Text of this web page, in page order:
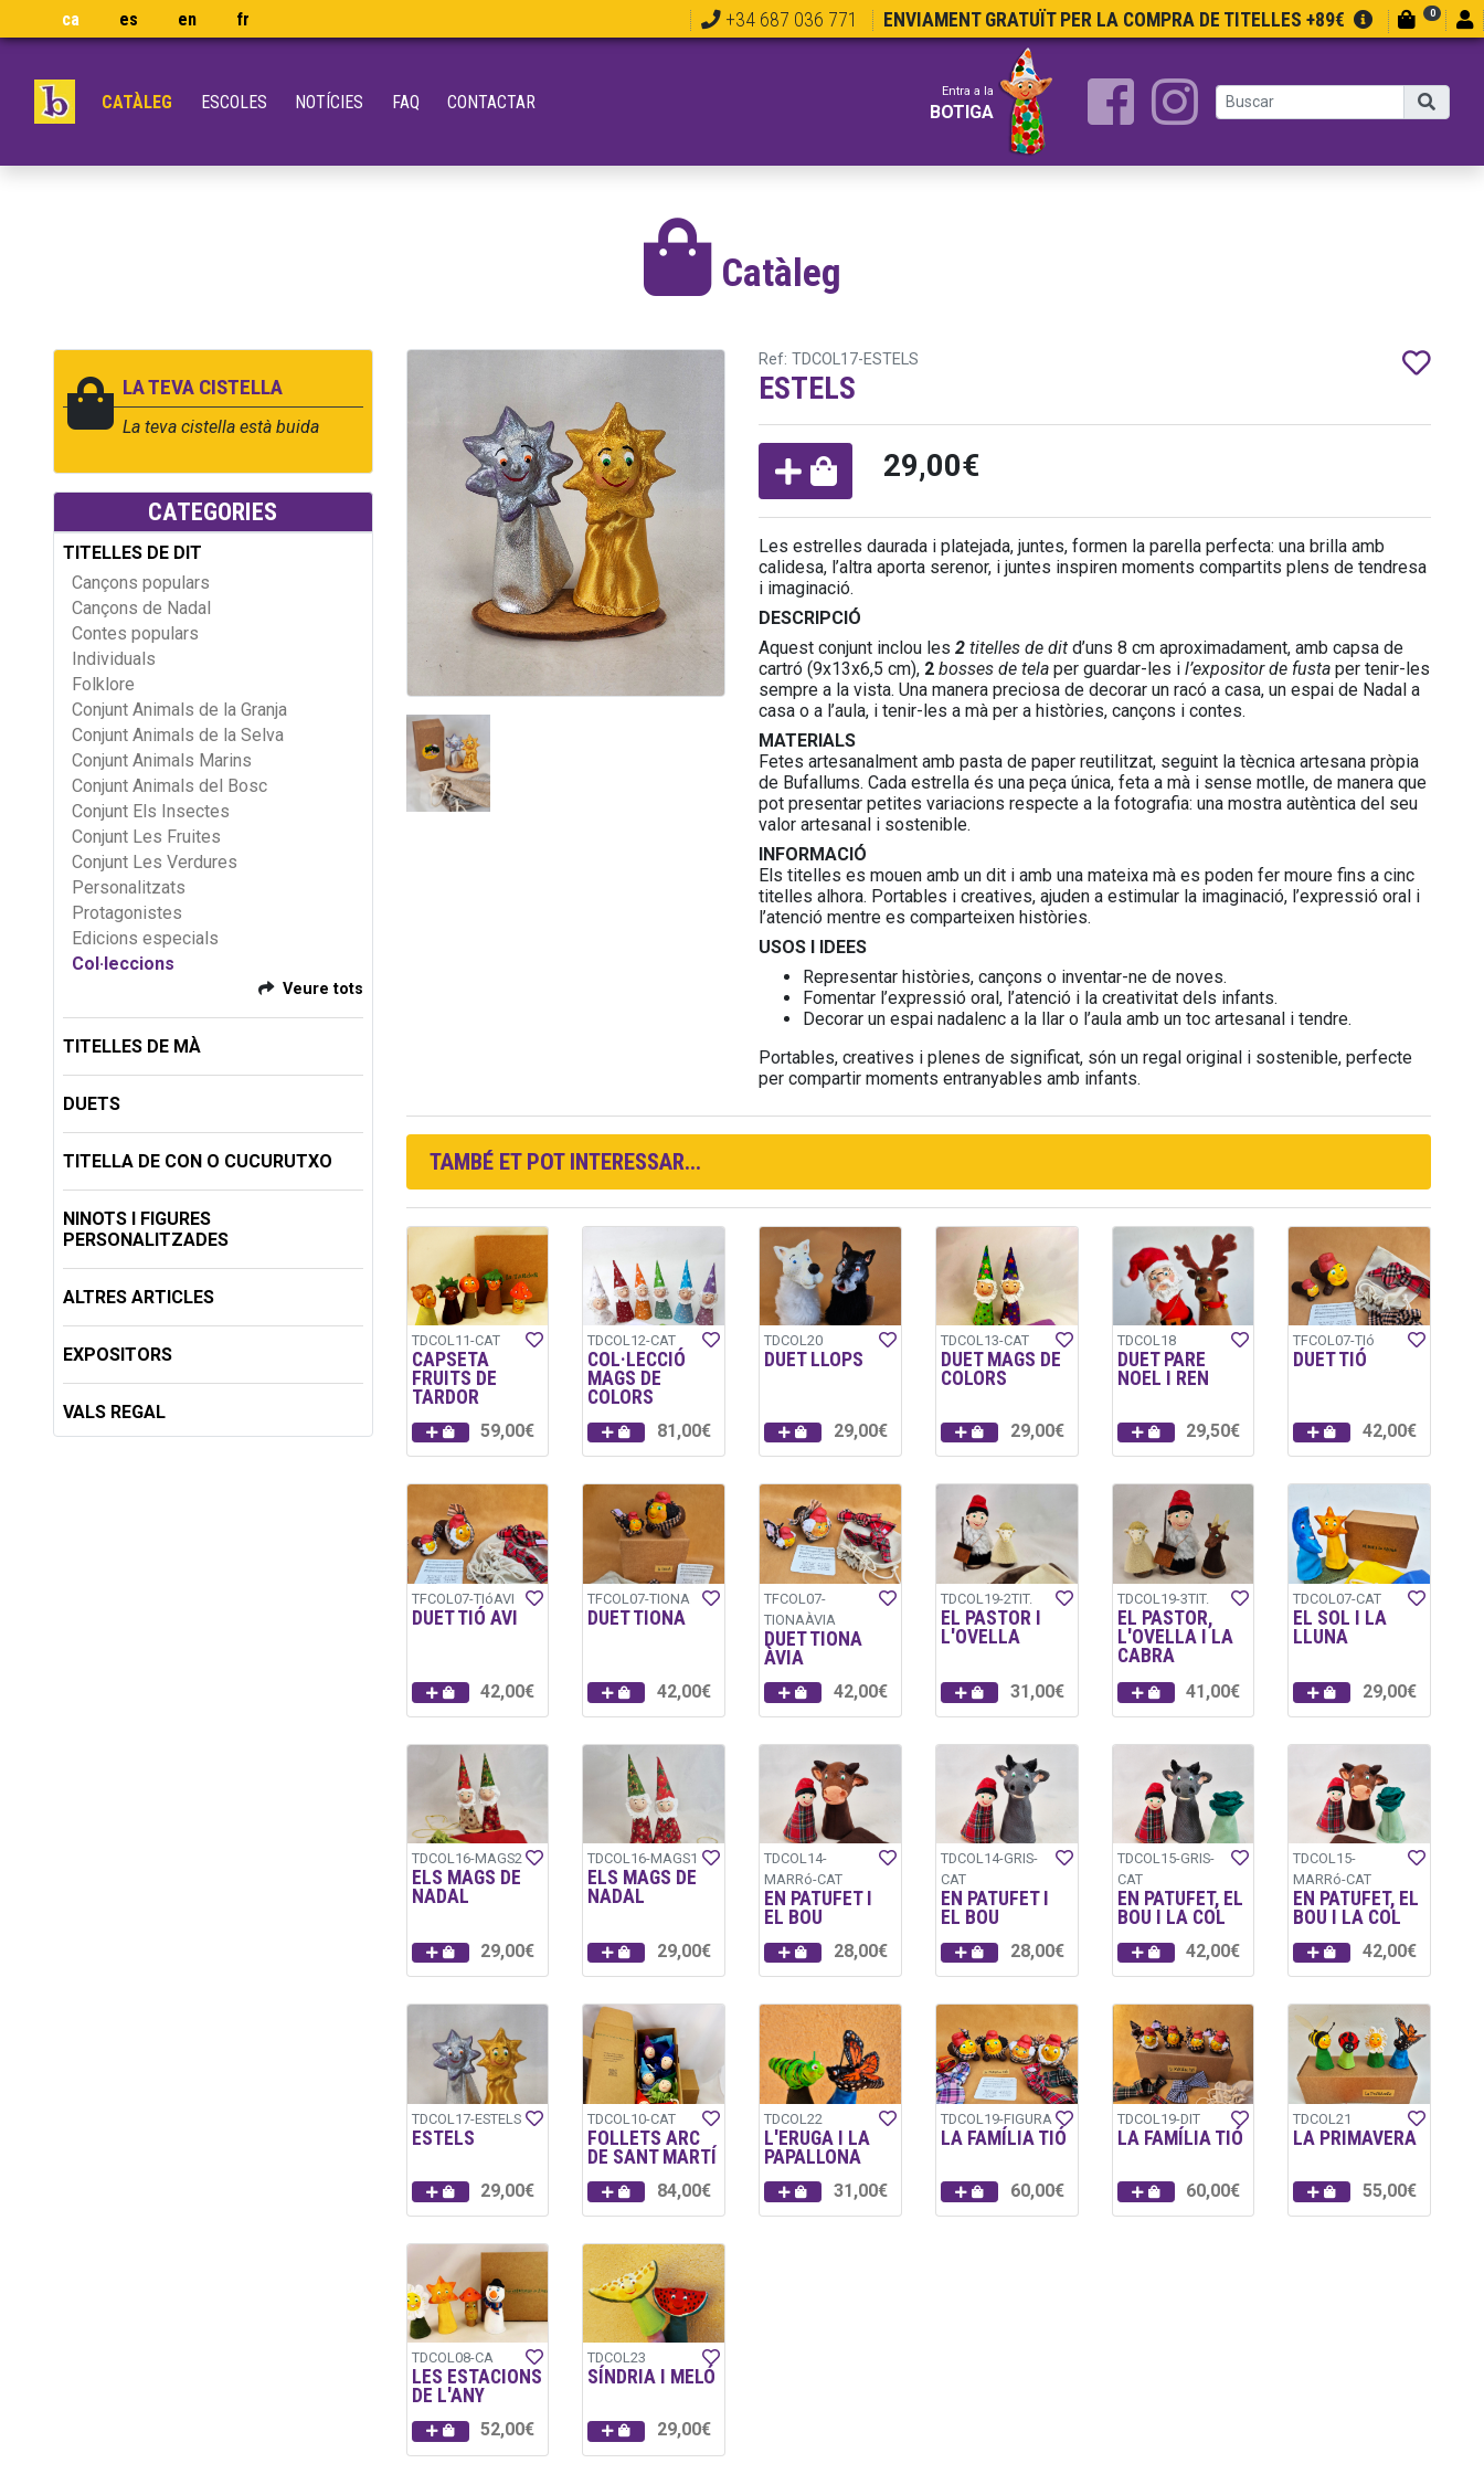
ca es en fr +34 687 036 771 ENVIAMENT GRATUÏT PER LA COMPRA DE TITELLES +89€ 0
CATÀLEG ESCOLES NOTÍCIES FAQ CONTACTAR Entra a la
BOTIGA
Catàleg
LA TEVA CISTELLA
La teva cistella està buida
CATEGORIES
TITELLES DE DIT
Cançons populars
Cançons de Nadal
Contes populars
Individuals
Folklore
Conjunt Animals de la Granja
Conjunt Animals de la Selva
Conjunt Animals Marins
Conjunt Animals del Bosc
Conjunt Els Insectes
Conjunt Les Fruites
Conjunt Les Verdures
Personalitzats
Protagonistes
Edicions especials
Col·leccions
Veure tots
TITELLES DE MÀ
DUETS
TITELLA DE CON O CUCURUTXO
NINOTS I FIGURES
PERSONALITZADES
ALTRES ARTICLES
EXPOSITORS
VALS REGAL
Ref: TDCOL17-ESTELS
ESTELS
29,00€
Les estrelles daurada i platejada, juntes, formen la parella perfecta: una brilla amb
calidesa, l’altra aporta serenor, i juntes inspiren moments compartits plens de tendresa
i imaginació.
DESCRIPCIÓ
Aquest conjunt inclou les 2titelles de ditd’uns 8 cm aproximadament, amb capsa de
cartró (9x13x6,5 cm), 2 bosses de telaper guardar-les i l’expositor de fustaper tenir-les
sempre a la vista. Una manera preciosa de decorar un racó a casa, un espai de Nadal a
casa o a l’aula, i tenir-les a mà per a històries, cançons i contes.
MATERIALS
Fetes artesanalment amb pasta de paper reutilitzat, seguint la tècnica artesana pròpia
de Bufallums. Cada estrella és una peça única, feta a mà i sense motlle, de manera que
pot presentar petites variacions respecte a la fotografia: una mostra autèntica del seu
valor artesanal i sostenible.
INFORMACIÓ
Els titelles es mouen amb un dit i amb una mateixa mà es poden fer moure fins a cinc
titelles alhora. Portables i creatives, ajuden a estimular la imaginació, l’expressió oral i
l’atenció mentre es comparteixen històries.
USOS I IDEES
Representar històries, cançons o inventar-ne de noves.
Fomentar l’expressió oral, l’atenció i la creativitat dels infants.
Decorar un espai nadalenc a la llar o l’aula amb un toc artesanal i tendre.
Portables, creatives i plenes de significat, són un regal original i sostenible, perfecte
per compartir moments entranyables amb infants.
TAMBÉ ET POT INTERESSAR...
TDCOL11-CAT
CAPSETA
FRUITS DE
TARDOR
59,00€
TDCOL12-CAT
COL·LECCIÓ
MAGS DE
COLORS
81,00€
TDCOL20
DUET LLOPS
29,00€
TDCOL13-CAT
DUET MAGS DE
COLORS
29,00€
TDCOL18
DUET PARE
NOEL I REN
29,50€
TFCOL07-TIó
DUET TIÓ
42,00€
TFCOL07-TIóAVI
DUET TIÓ AVI
42,00€
TFCOL07-TIONA
DUET TIONA
42,00€
TFCOL07-
TIONAÀVIA
DUET TIONA
ÀVIA
42,00€
TDCOL19-2TIT.
EL PASTOR I
L'OVELLA
31,00€
TDCOL19-3TIT.
EL PASTOR,
L'OVELLA I LA
CABRA
41,00€
TDCOL07-CAT
EL SOL I LA
LLUNA
29,00€
TDCOL16-MAGS2
ELS MAGS DE
NADAL
29,00€
TDCOL16-MAGS1
ELS MAGS DE
NADAL
29,00€
TDCOL14-
MARRó-CAT
EN PATUFET I
EL BOU
28,00€
TDCOL14-GRIS-
CAT
EN PATUFET I
EL BOU
28,00€
TDCOL15-GRIS-
CAT
EN PATUFET, EL
BOU I LA COL
42,00€
TDCOL15-
MARRó-CAT
EN PATUFET, EL
BOU I LA COL
42,00€
TDCOL17-ESTELS
ESTELS
29,00€
TDCOL10-CAT
FOLLETS ARC
DE SANT MARTÍ
84,00€
TDCOL22
L'ERUGA I LA
PAPALLONA
31,00€
TDCOL19-FIGURA
LA FAMÍLIA TIÓ
60,00€
TDCOL19-DIT
LA FAMÍLIA TIÓ
60,00€
TDCOL21
LA PRIMAVERA
55,00€
TDCOL08-CA
LES ESTACIONS
DE L'ANY
52,00€
TDCOL23
SÍNDRIA I MELÓ
29,00€